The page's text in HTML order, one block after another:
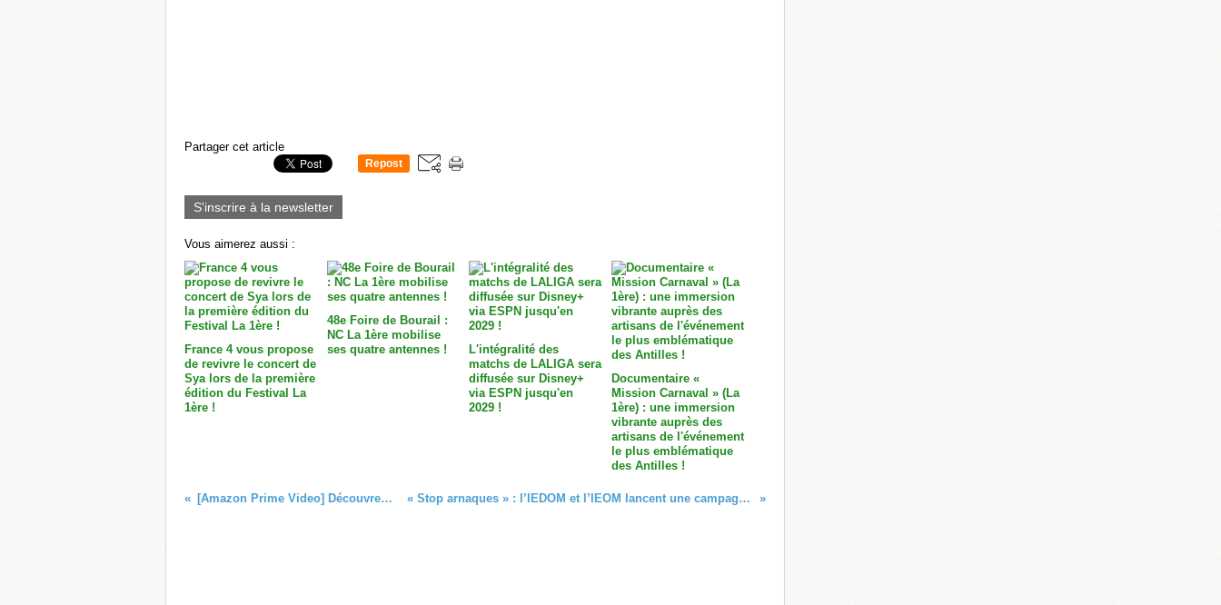
Partager cet article
Repost
S'inscrire à la newsletter
Vous aimerez aussi :
France 4 vous propose
de revivre le concert de
Sya lors de la première
édition du Festival La
1ère !
48e Foire de Bourail :
NC La 1ère mobilise
ses quatre antennes !
L'intégralité des
matchs de LALIGA sera
diffusée sur Disney+
via ESPN jusqu'en
2029 !
Documentaire «
Mission Carnaval » (La
1ère) : une immersion
vibrante auprès des
artisans de l'événement
le plus emblématique
des Antilles !
[Amazon Prime Video] Découvrez le programme des sorties de juillet 2025 ! « Stop arnaques » : l’IEDOM et l’IEOM lancent une campagne de communication à destination des usagers bancaires ultramarins !